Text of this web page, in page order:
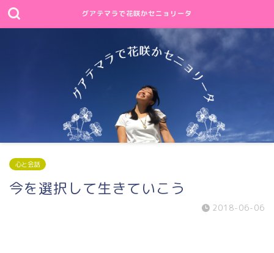
グアテマラで花咲かセニョリータ
心と会話
今を選択して生きていこう
2018-06-06